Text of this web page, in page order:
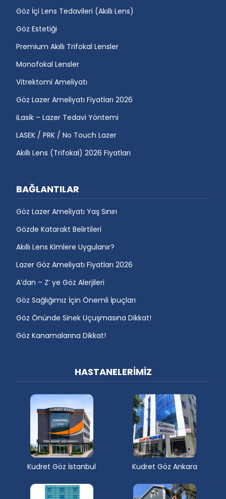
Göz İçi Lens Tedavileri (Akıllı Lens)
Göz Estetiği
Premium Akıllı Trifokal Lensler
Monofokal Lensler
Vitrektomi Ameliyatı
Göz Lazer Ameliyatı Fiyatları 2026
iLasik – Lazer Tedavi Yöntemi
LASEK / PRK / No Touch Lazer
Akıllı Lens (Trifokal) 2026 Fiyatları
BAĞLANTILAR
Göz Lazer Ameliyatı Yaş Sınırı
Gözde Katarakt Belirtileri
Akıllı Lens Kimlere Uygulanır?
Lazer Göz Ameliyatı Fiyatları 2026
A’dan – Z’ ye Göz Alerjileri
Göz Sağlığımız İçin Önemli İpuçları
Göz Önünde Sinek Uçuşmasına Dikkat!
Göz Kanamalarına Dikkat!
HASTANELERİMİZ
Kudret Göz İstanbul Kudret Göz Ankara